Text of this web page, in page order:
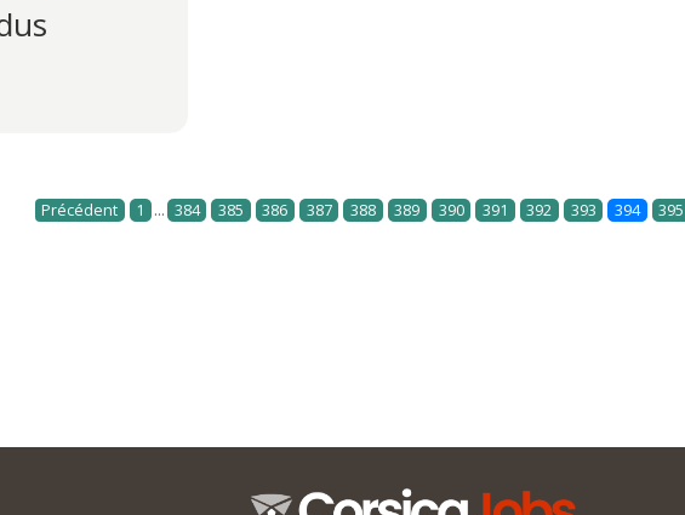
Précédent 1 ... 384 385 386 387 388 389 390 391 392 393 394 395